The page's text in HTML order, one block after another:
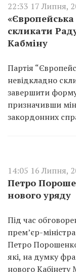
22:33 17 Липня,
«Європейська
скликати
Кабміну
Партія
невідкладно
завершити
призначивши
закордонних
14:05 16 Липня,
Петро
нового уряду
Під час
прем’єр-
Петро
які, на думку
нового Кабінету